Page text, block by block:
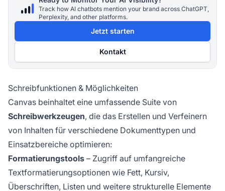
Track how AI chatbots mention your brand across ChatGPT,
Perplexity, and other platforms.
Jetzt starten
Kontakt
Schreibfunktionen & Möglichkeiten
Canvas beinhaltet eine umfassende Suite von
Schreibwerkzeugen, die das Erstellen und Verfeinern
von Inhalten für verschiedene Dokumenttypen und
Einsatzbereiche optimieren:
Formatierungstools – Zugriff auf umfangreiche
Textformatierungsoptionen wie Fett, Kursiv,
Überschriften, Listen und weitere strukturelle Elemente